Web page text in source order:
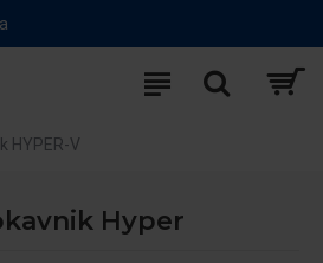
HYPER-V
Hyper